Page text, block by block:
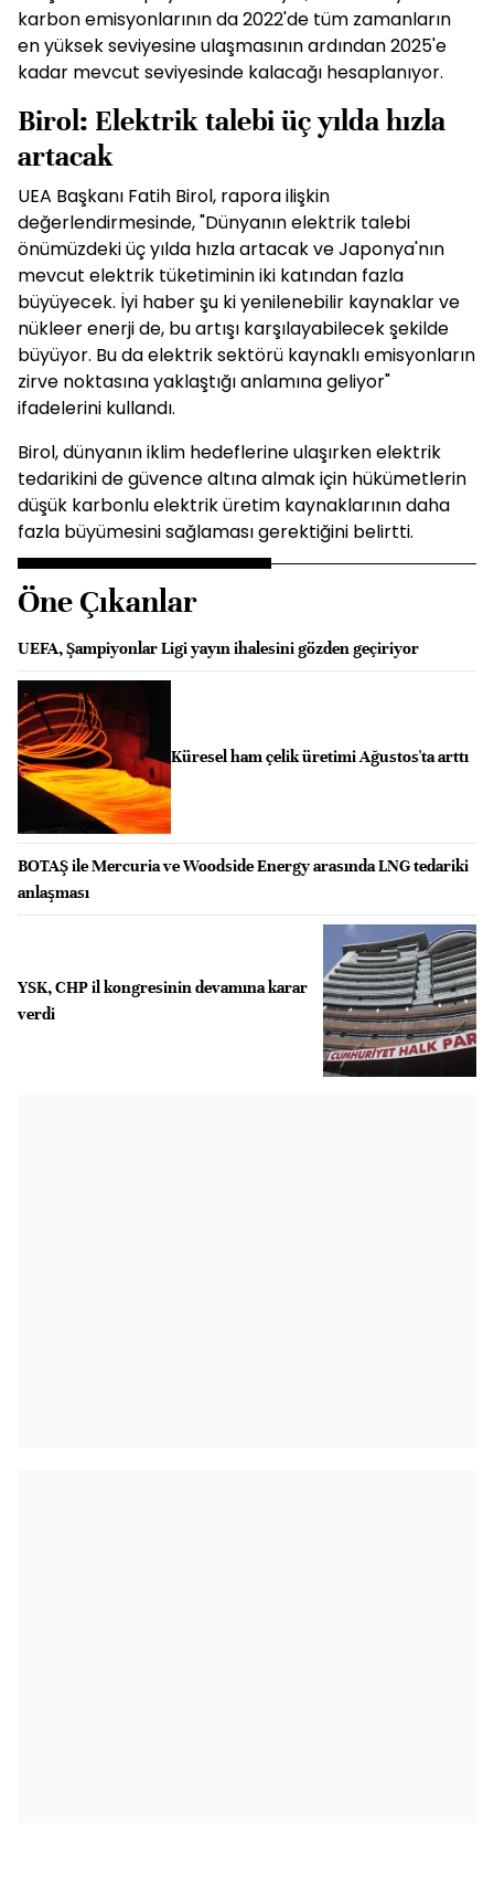
karbon emisyonlarının da 2022'de tüm zamanların
en yüksek seviyesine ulaşmasının ardından 2025'e
kadar mevcut seviyesinde kalacağı hesaplanıyor.
Birol: Elektrik talebi üç yılda hızla
artacak
UEA Başkanı Fatih Birol, rapora ilişkin
değerlendirmesinde, "Dünyanın elektrik talebi
önümüzdeki üç yılda hızla artacak ve Japonya'nın
mevcut elektrik tüketiminin iki katından fazla
büyüyecek. İyi haber şu ki yenilenebilir kaynaklar ve
nükleer enerji de, bu artışı karşılayabilecek şekilde
büyüyor. Bu da elektrik sektörü kaynaklı emisyonların
zirve noktasına yaklaştığı anlamına geliyor"
ifadelerini kullandı.
Birol, dünyanın iklim hedeflerine ulaşırken elektrik
tedarikini de güvence altına almak için hükümetlerin
düşük karbonlu elektrik üretim kaynaklarının daha
fazla büyümesini sağlaması gerektiğini belirtti.
Öne Çıkanlar
UEFA, Şampiyonlar Ligi yayın ihalesini gözden geçiriyor
Küresel ham çelik üretimi Ağustos'ta arttı
BOTAŞ ile Mercuria ve Woodside Energy arasında LNG tedariki
anlaşması
YSK, CHP il kongresinin devamına karar
verdi